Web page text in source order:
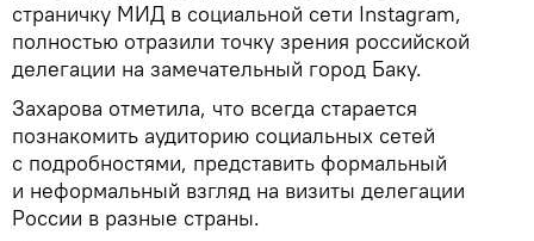
страничку МИД в социальной сети Instagram,
полностью отразили точку зрения российской
делегации на замечательный город Баку.
Захарова отметила, что всегда старается
познакомить аудиторию социальных сетей
с подробностями, представить формальный
и неформальный взгляд на визиты делегации
России в разные страны.